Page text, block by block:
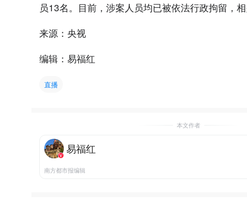
员13名。目前，涉案人员均已被依法行政拘留，相
来源：央视
编辑：易福红
直播
本文作者
易福红
南方都市报编辑